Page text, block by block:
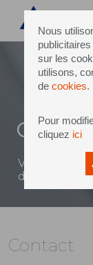
Nous
sur les
utilisons,
de cookies.
Pour
cliquez ici
Contact
Vous pouvez
du
Contact